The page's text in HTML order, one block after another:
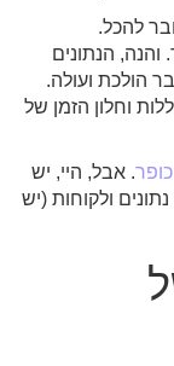
להכל.
הנתונים
הולכת ועולה.
וחלון הזמן של
. אבל, היי, יש
ולקוחות (יש